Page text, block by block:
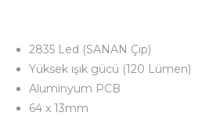
2835 Led (SANAN Çip)
Yüksek ışık gücü (120 Lümen)
Aluminyum PCB
64 x 13mm